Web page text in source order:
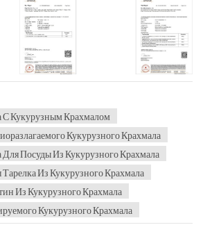
С Кукурузным Крахмалом
Кукурузного Крахмала
Для Посуды Из Кукурузного Крахмала
Тарелка Из Кукурузного Крахмала
Из Кукурузного Крахмала
Кукурузного Крахмала